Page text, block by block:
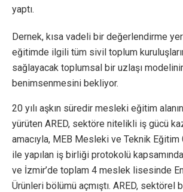
yaptı.
Dernek, kısa vadeli bir değerlendirme
eğitimde ilgili tüm sivil toplum
sağlayacak toplumsal bir uzlaşı
benimsenmesini bekliyor.
20 yılı aşkın süredir mesleki eğitim
yürüten ARED, sektöre nitelikli iş gücü
amacıyla, MEB Mesleki ve Teknik Eğitim
ile yapılan iş birliği protokolü
ve İzmir’de toplam 4 meslek lisesinde
Ürünleri bölümü açmıştı. ARED, sektörel